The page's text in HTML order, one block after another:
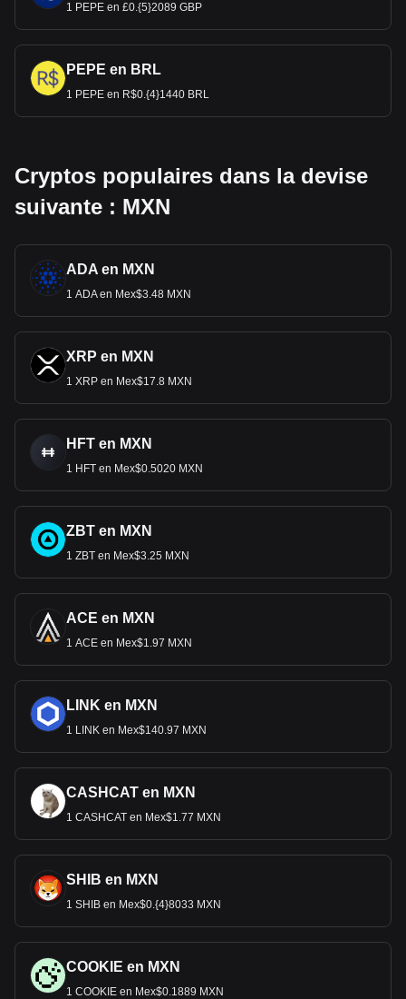
1 PEPE en £0.{5}2089 GBP
PEPE en BRL
1 PEPE en R$0.{4}1440 BRL
Cryptos populaires dans la devise
suivante : MXN
ADA en MXN
1 ADA en Mex$3.48 MXN
XRP en MXN
1 XRP en Mex$17.8 MXN
HFT en MXN
1 HFT en Mex$0.5020 MXN
ZBT en MXN
1 ZBT en Mex$3.25 MXN
ACE en MXN
1 ACE en Mex$1.97 MXN
LINK en MXN
1 LINK en Mex$140.97 MXN
CASHCAT en MXN
1 CASHCAT en Mex$1.77 MXN
SHIB en MXN
1 SHIB en Mex$0.{4}8033 MXN
COOKIE en MXN
1 COOKIE en Mex$0.1889 MXN